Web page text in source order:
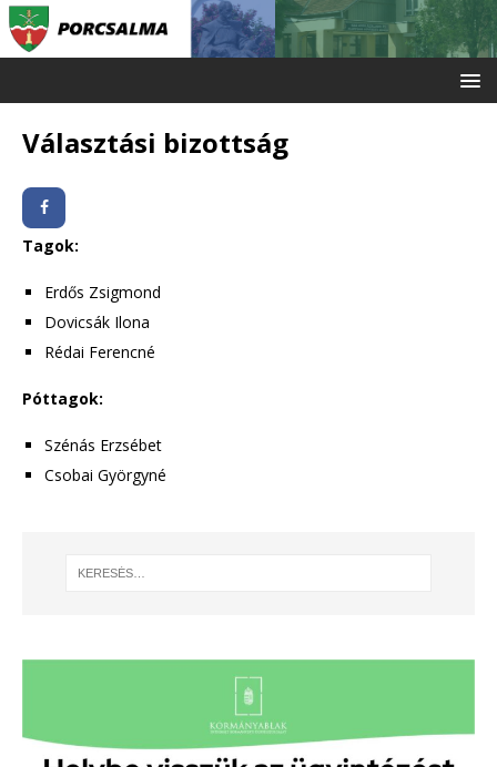
Választási bizottság
Tagok:
Erdős Zsigmond
Dovicsák Ilona
Rédai Ferencné
Póttagok:
Szénás Erzsébet
Csobai Györgyné